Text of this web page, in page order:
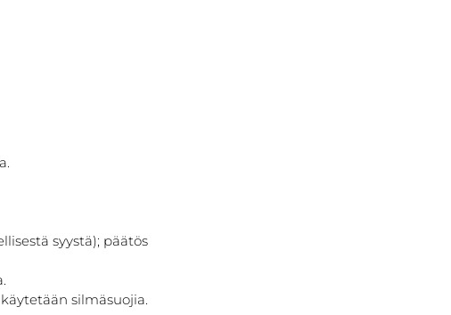
syystä); päätös
silmäsuojia.